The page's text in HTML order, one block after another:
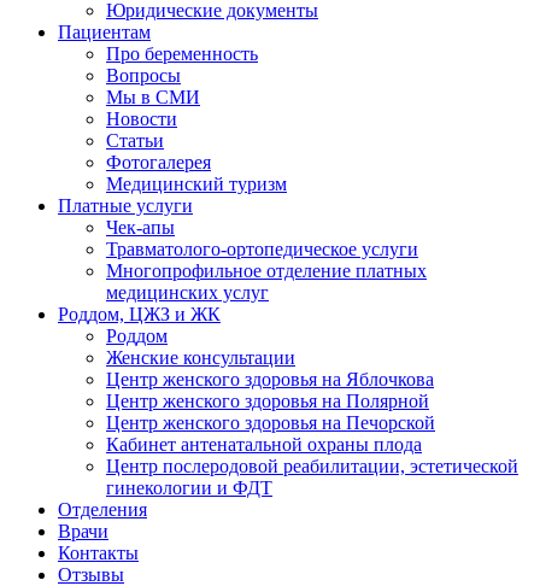
Юридические документы
Пациентам
Про беременность
Вопросы
Мы в СМИ
Новости
Статьи
Фотогалерея
Медицинский туризм
Платные услуги
Чек-апы
Травматолого-ортопедическое услуги
Многопрофильное отделение платных
медицинских услуг
Роддом, ЦЖЗ и ЖК
Роддом
Женские консультации
Центр женского здоровья на Яблочкова
Центр женского здоровья на Полярной
Центр женского здоровья на Печорской
Кабинет антенатальной охраны плода
Центр послеродовой реабилитации, эстетической
гинекологии и ФДТ
Отделения
Врачи
Контакты
Отзывы